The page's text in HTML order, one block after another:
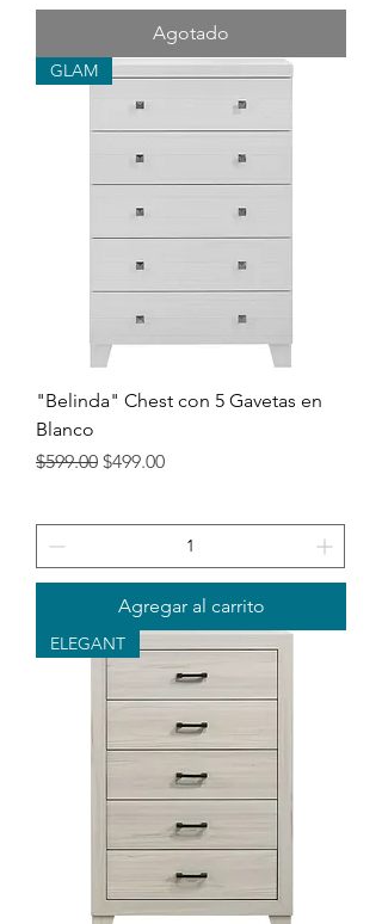
Agotado
GLAM
"Belinda" Chest con 5 Gavetas en
Blanco
Precio
$599.00 Precio de oferta
$499.00
Agregar al carrito
ELEGANT